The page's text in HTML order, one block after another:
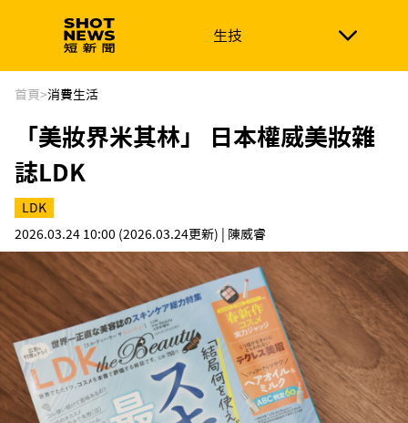
生技
生技 政治
新南向 體育
首頁>消費生活
「美妝界米其林」 日本權威美妝雜
誌LDK
LDK
2026.03.24 10:00 (2026.03.24更新) | 陳威睿